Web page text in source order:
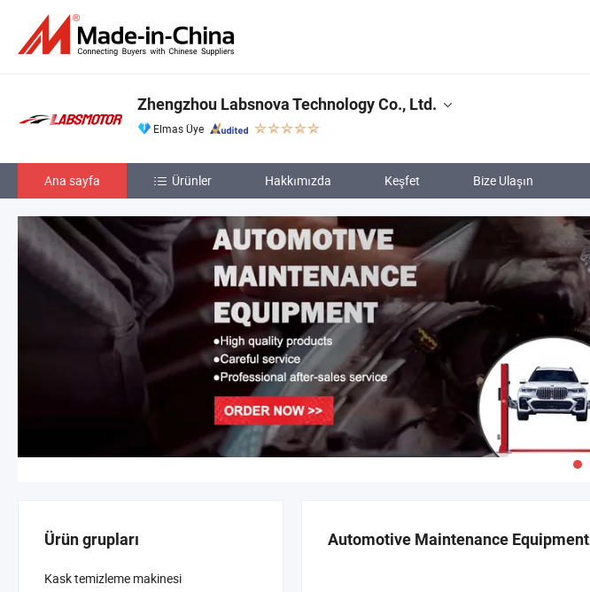
Zhengzhou Labsnova Technology Co., Ltd.
Elmas Üye
Ana sayfa Ürünler Hakkımızda Keşfet Bize Ulaşın
Automotive Maintenance Equipment
Ürün grupları
Kask temizleme makinesi